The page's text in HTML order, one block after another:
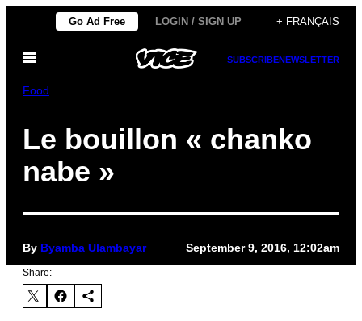
content
Go Ad Free LOGIN / SIGN UP + FRANÇAIS
Open
SUBSCRIBENEWSLETTER
Food
Le bouillon « chanko
nabe »
By Byamba Ulambayar September 9, 2016, 12:02am
Share: